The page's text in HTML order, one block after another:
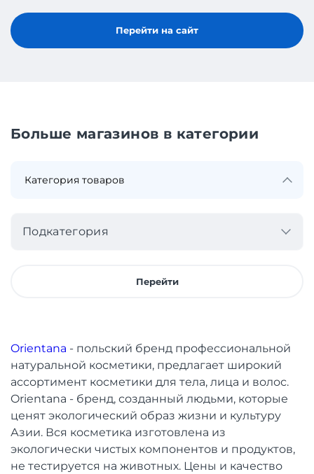
Перейти на сайт
Больше магазинов в категории
Подкатегория
Перейти
Orientana - польский бренд профессиональной
натуральной косметики, предлагает широкий
ассортимент косметики для тела, лица и волос.
Orientana - бренд, созданный людьми, которые
ценят экологический образ жизни и культуру
Азии. Вся косметика изготовлена из
экологически чистых компонентов и продуктов,
не тестируется на животных. Цены и качество